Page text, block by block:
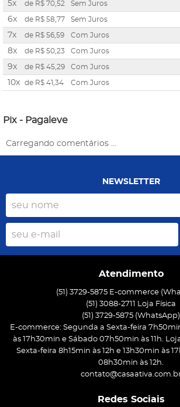
5x de R$ 70,52 Sem Juros
6x de R$ 58,77 Sem Juros
7x de R$ 56,59 Com Juros
8x de R$ 50,23 Com Juros
9x de R$ 45,29 Com Juros
10x de R$ 41,34 Com Juros
Pix - Pagaleve
Carregando comentários ...
NEWSLETTER
Atendimento
(51) 3729-5875 E-commerce
(51) 3088-2711 Loja Física
(51) 3729-5875 (WhatsApp)
E-commerce: Segunda a Sexta-feira
às 17h30min e Sábado 07h50min às 11h.
Sexta-feira 8h15min às 12h e 13h30min às
08h30min às 12h.
Redes Sociais